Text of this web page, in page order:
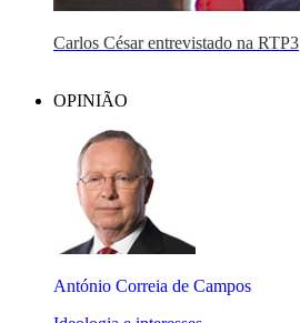
Carlos César entrevistado na RTP3
OPINIÃO
António Correia de Campos